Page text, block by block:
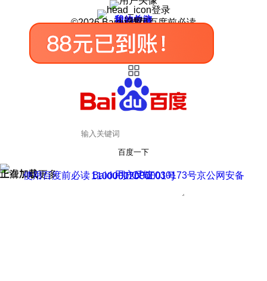
登录
我的关注
我的收藏
皮肤中心
用户反馈
设置
©2026 Baidu 使用百度前必读
百度一下
正在加载
上滑加载更多 用户反馈
使用百度前必读 Baidu 京ICP证030173号
京公网安备11000002000001号